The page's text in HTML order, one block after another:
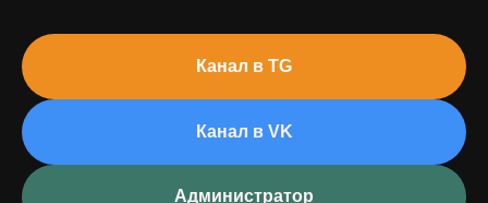
Канал в TG
Канал в VK
Администратор